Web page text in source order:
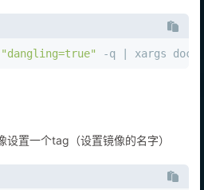
"dangling=true" -q | xargs
置一个tag（设置镜像的名字）